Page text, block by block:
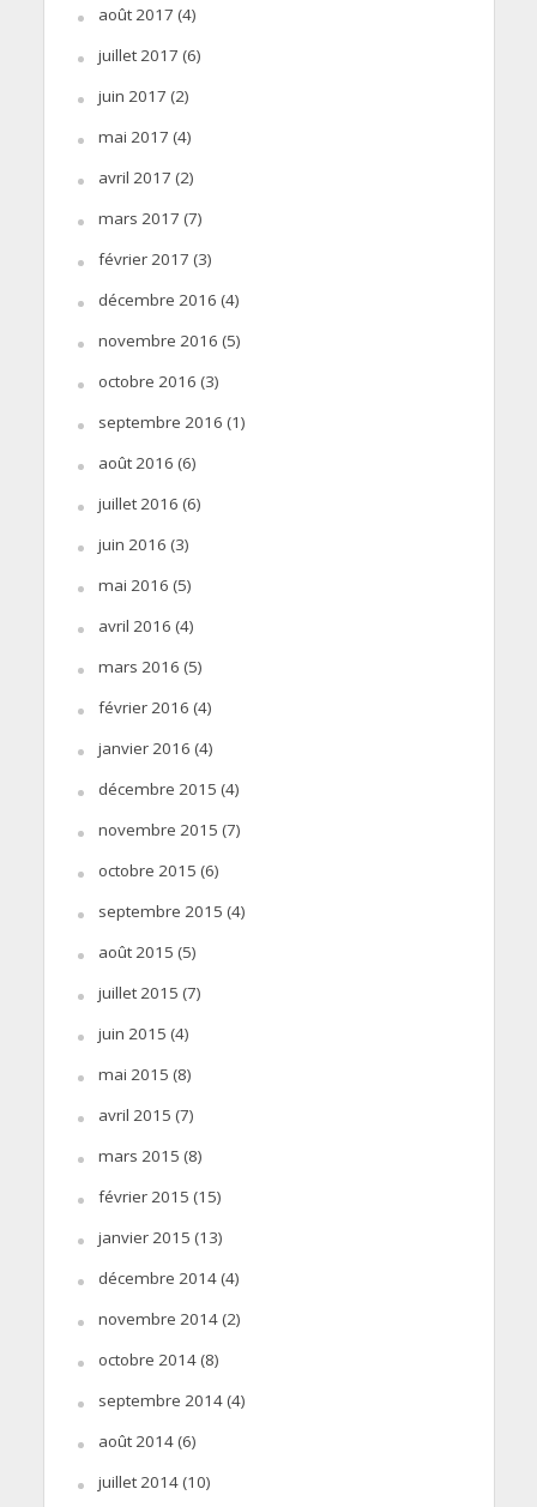
août 2017 (4)
juillet 2017 (6)
juin 2017 (2)
mai 2017 (4)
avril 2017 (2)
mars 2017 (7)
février 2017 (3)
décembre 2016 (4)
novembre 2016 (5)
octobre 2016 (3)
septembre 2016 (1)
août 2016 (6)
juillet 2016 (6)
juin 2016 (3)
mai 2016 (5)
avril 2016 (4)
mars 2016 (5)
février 2016 (4)
janvier 2016 (4)
décembre 2015 (4)
novembre 2015 (7)
octobre 2015 (6)
septembre 2015 (4)
août 2015 (5)
juillet 2015 (7)
juin 2015 (4)
mai 2015 (8)
avril 2015 (7)
mars 2015 (8)
février 2015 (15)
janvier 2015 (13)
décembre 2014(4)
novembre 2014(2)
octobre 2014(8)
septembre 2014(4)
août 2014(6)
juillet 2014(10)